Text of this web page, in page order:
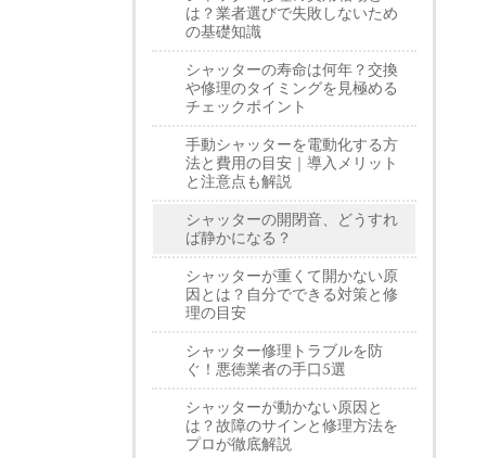
は？業者選びで失敗しないため
の基礎知識
シャッターの寿命は何年？交換
や修理のタイミングを見極める
チェックポイント
手動シャッターを電動化する方
法と費用の目安｜導入メリット
と注意点も解説
シャッターの開閉音、どうすれ
ば静かになる？
シャッターが重くて開かない原
因とは？自分でできる対策と修
理の目安
シャッター修理トラブルを防
ぐ！悪徳業者の手口5選
シャッターが動かない原因と
は？故障のサインと修理方法を
プロが徹底解説